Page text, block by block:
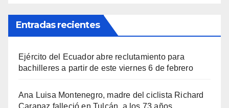
Entradas recientes
Ejército del Ecuador abre reclutamiento para
bachilleres a partir de este viernes 6 de febrero
Ana Luisa Montenegro, madre del ciclista Richard